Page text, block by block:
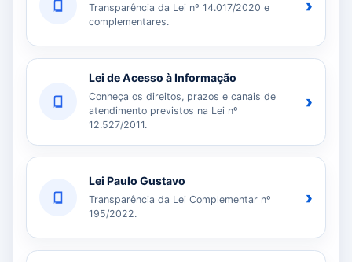
Transparência da Lei nº 14.017/2020 e
complementares.
›
Lei de Acesso à Informação
Conheça os direitos, prazos e canais de
atendimento previstos na Lei nº
12.527/2011.
›
Lei Paulo Gustavo
Transparência da Lei Complementar nº
195/2022.
›